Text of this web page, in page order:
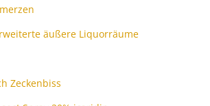
äußere Liquorräume
Zeckenbiss